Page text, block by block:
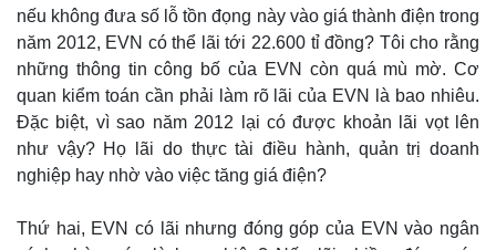
nếu không đưa số lỗ tồn đọng này vào giá thành điện trong
năm 2012, EVN có thể lãi tới 22.600 tỉ đồng? Tôi cho rằng
những thông tin công bố của EVN còn quá mù mờ. Cơ
quan kiểm toán cần phải làm rõ lãi của EVN là bao nhiêu.
Đặc biệt, vì sao năm 2012 lại có được khoản lãi vọt lên
như vậy? Họ lãi do thực tài điều hành, quản trị doanh
nghiệp hay nhờ vào việc tăng giá điện?
Thứ hai, EVN có lãi nhưng đóng góp của EVN vào ngân